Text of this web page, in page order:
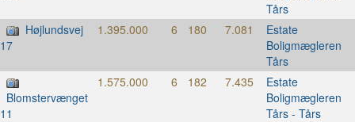
Tårs
Højlundsvej
17
1.395.000 6 180 7.081 Estate
Boligmægleren
Tårs
Blomstervænget
11
1.575.000 6 182 7.435 Estate
Boligmægleren
Tårs - Tårs